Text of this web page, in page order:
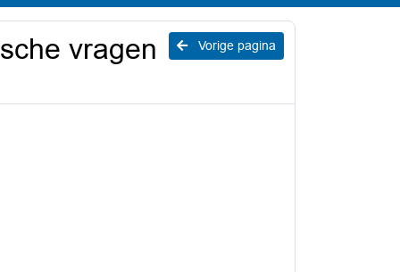
Vorige pagina
vragen